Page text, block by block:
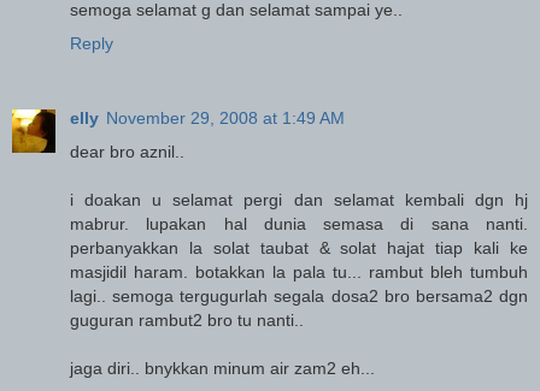
semoga selamat g dan selamat sampai ye..
Reply
elly November 29, 2008 at 1:49 AM
dear bro aznil..
i doakan u selamat pergi dan selamat kembali dgn hj
mabrur. lupakan hal dunia semasa di sana nanti.
perbanyakkan la solat taubat & solat hajat tiap kali ke
masjidil haram. botakkan la pala tu... rambut bleh tumbuh
lagi.. semoga tergugurlah segala dosa2 bro bersama2 dgn
guguran rambut2 bro tu nanti..
jaga diri.. bnykkan minum air zam2 eh...